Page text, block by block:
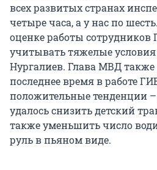
всех развитых странах
четыре часа, а у нас по
оценке работы
учитывать тяжелые условия
Нургалиев. Глава МВД также
последнее время в работе
положительные тенденции
удалось снизить детский
также уменьшить число
руль в пьяном виде.